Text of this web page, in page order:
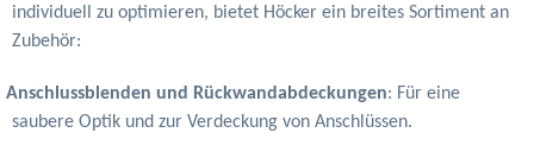
individuell zu optimieren, bietet Höcker ein breites Sortiment an
Zubehör:
Anschlussblenden und Rückwandabdeckungen: Für eine
saubere Optik und zur Verdeckung von Anschlüssen.